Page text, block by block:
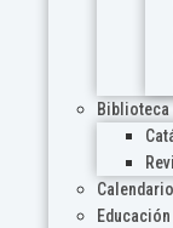
Biblioteca
Educación